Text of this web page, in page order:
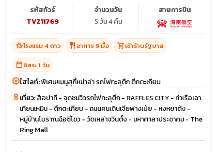
รหัสทัวร์
TVZ11769
จำนวนวัน
5 วัน 4 คืน
สายการบิน
hotel_classโรงแรม 4 ดาว restaurant อาหาร 9 มื้อ shopping_cartเข้าร้านรัฐบาล
calendar_todayอิสระ 1 วัน
ไฮไลท์:พิเศษ!เมนูสุกี้หม่าล่า รถไฟทะลุตึก ตึกตะเกียบ
เที่ยว:สือปาที - จุดชมวิวรถไฟทะลุตึก - RAFFLES CITY - ท่าเรือเฉา
เทียนเหมิน - ตึกตะเกียบ - ถนนคนเดินเจียฟางเป่ย - หงหยาต้ง -
หมู่บ้านโบราณฉือซี่โขว - วัดเหล่าจวินตั้ง - มหาศาลาประชาคม - The
Ring Mall